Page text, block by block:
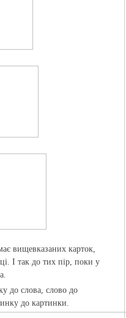
вищевказаних карток,
І так до тих пір, поки у
до слова, слово до
до картинки.